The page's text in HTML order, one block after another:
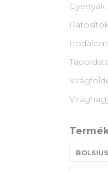
Gyertyák
Irodalom
BOLSIUS